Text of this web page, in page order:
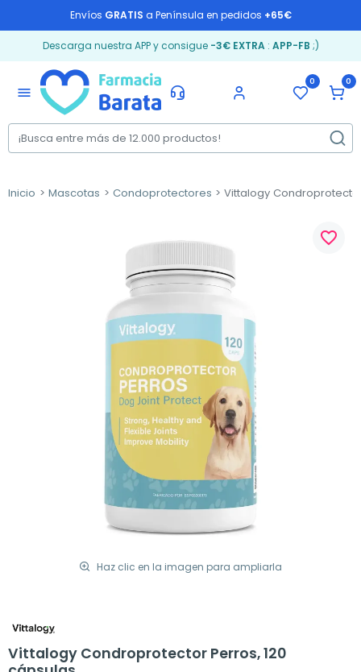
Envíos GRATIS a Península en pedidos +65€
Descarga nuestra APP y consigue -3€ EXTRA: APP-FB ;)
menu
0 0
Inicio Mascotas Condoprotectores Vittalogy
Haz clic en la imagen para ampliarla
favorite_border
Vittalogy Condroprotector Perros, 120